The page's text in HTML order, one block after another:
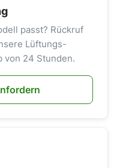
passt? Rückruf
Lüftungs-
24 Stunden.